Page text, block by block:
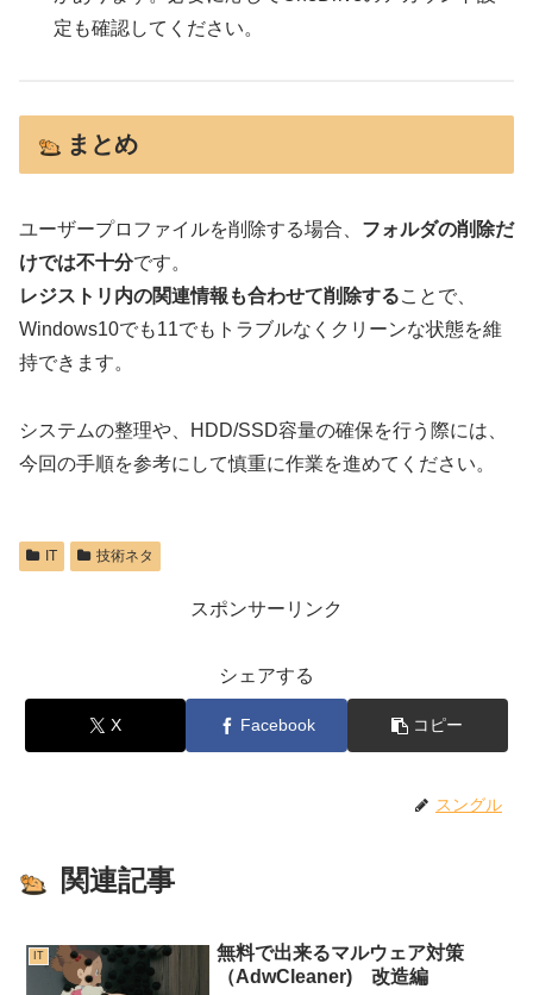
定も確認してください。
まとめ
ユーザープロファイルを削除する場合、 フォルダの削除だ
けでは不十分です。
レジストリ内の関連情報も合わせて削除することで、
Windows10でも11でもトラブルなくクリーンな状態を維
持できます。
システムの整理や、HDD/SSD容量の確保を行う際には、
今回の手順を参考にして慎重に作業を進めてください。
IT 技術ネタ
スポンサーリンク
シェアする
X Facebook コピー
スングル
関連記事
IT
無料で出来るマルウェア対策
（AdwCleaner) 改造編